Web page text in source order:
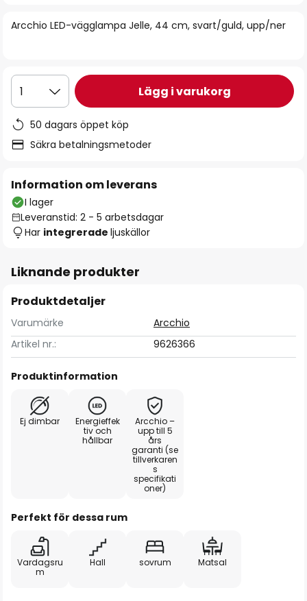
Arcchio LED-vägglampa Jelle, 44 cm, svart/guld, upp/ner
1 Lägg i varukorg
50 dagars öppet köp
Säkra betalningsmetoder
Information om leverans
I lager
Leveranstid: 2 - 5 arbetsdagar
Har integrerade ljuskällor
Liknande produkter
Produktdetaljer
Varumärke
Arcchio
Artikel nr.:
9626366
Produktinformation
Ej dimbar
Energieffek
tiv och
hållbar
Arcchio –
upp till 5
års
garanti (se
tillverkaren
s
specifikati
oner)
Perfekt för dessa rum
Vardagsru
m
Hall sovrum Matsal